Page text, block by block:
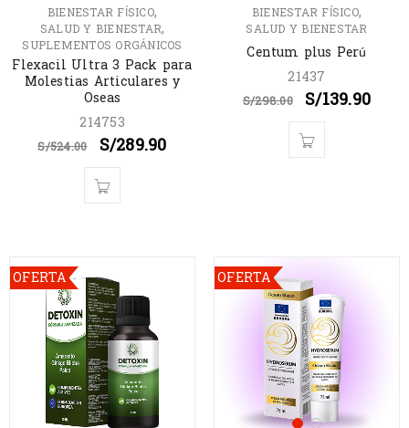
BIENESTAR FÍSICO,
SALUD Y BIENESTAR,
SUPLEMENTOS ORGÁNICOS
Flexacil Ultra 3 Pack para
Molestias Articulares y
Oseas
214753
S/524.00 S/289.90
BIENESTAR FÍSICO,
SALUD Y BIENESTAR
Centum plus Perú
21437
S/298.00 S/139.90
OFERTA OFERTA